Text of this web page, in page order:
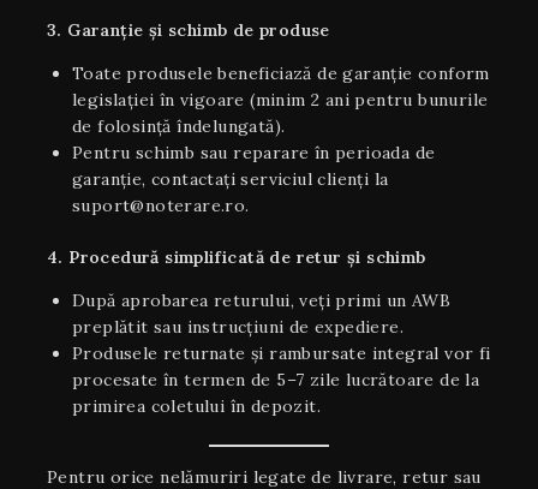
3. Garanție și schimb de produse
Toate produsele beneficiază de garanție conform
legislației în vigoare (minim 2 ani pentru bunurile
de folosință îndelungată).
Pentru schimb sau reparare în perioada de
garanție, contactați serviciul clienți la
suport@noterare.ro.
4. Procedură simplificată de retur și schimb
După aprobarea returului, veți primi un AWB
preplătit sau instrucțiuni de expediere.
Produsele returnate și rambursate integral vor fi
procesate în termen de 5–7 zile lucrătoare de la
primirea coletului în depozit.
Pentru orice nelămuriri legate de livrare, retur sau